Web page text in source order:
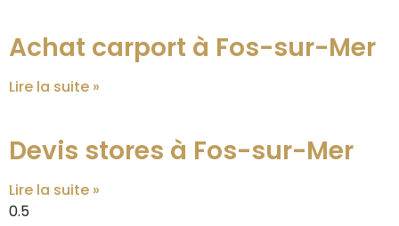
Achat carport à Fos-sur-Mer
Lire la suite »
Devis stores à Fos-sur-Mer
Lire la suite »